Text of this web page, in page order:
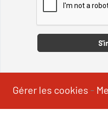
Gérer les cookies -